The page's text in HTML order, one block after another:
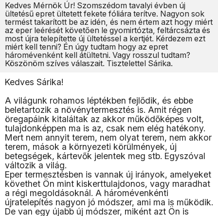
Kedves Mérnök Úr! Szomszédom tavalyi évben új
ültetésű epret ültetett fekete fóliára terítve. Nagyon sok
termést takarított be az idén, és nem értem azt hogy miért
az eper leérését követően le gyomirtózta, feltárcsázta és
most újra telepítette új ültetéssel a kertjét. Kérdezem ezt
miért kell tenni? Én úgy tudtam hogy az epret
háromévenként kell átültetni. Vagy rosszul tudtam?
Köszönöm szíves válaszait. Tisztelettel Sárika.
Kedves Sárika!
A világunk rohamos léptékben fejlődik, és ebbe
beletartozik a növénytermesztés is. Amit régen
öregapáink kitaláltak az akkor működőképes volt,
tulajdonképpen ma is az, csak nem elég hatékony.
Mert nem annyit terem, nem olyat terem, nem akkor
terem, mások a környezeti körülmények, új
betegségek, kártevők jelentek meg stb. Egyszóval
változik a világ.
Eper termesztésben is vannak új irányok, amelyeket
követhet Ön mint kiskerttulajdonos, vagy maradhat
a régi megoldásoknál. A háromévenkénti
újratelepítés nagyon jó módszer, ami ma is működik.
De van egy újabb új módszer, miként azt Ön is